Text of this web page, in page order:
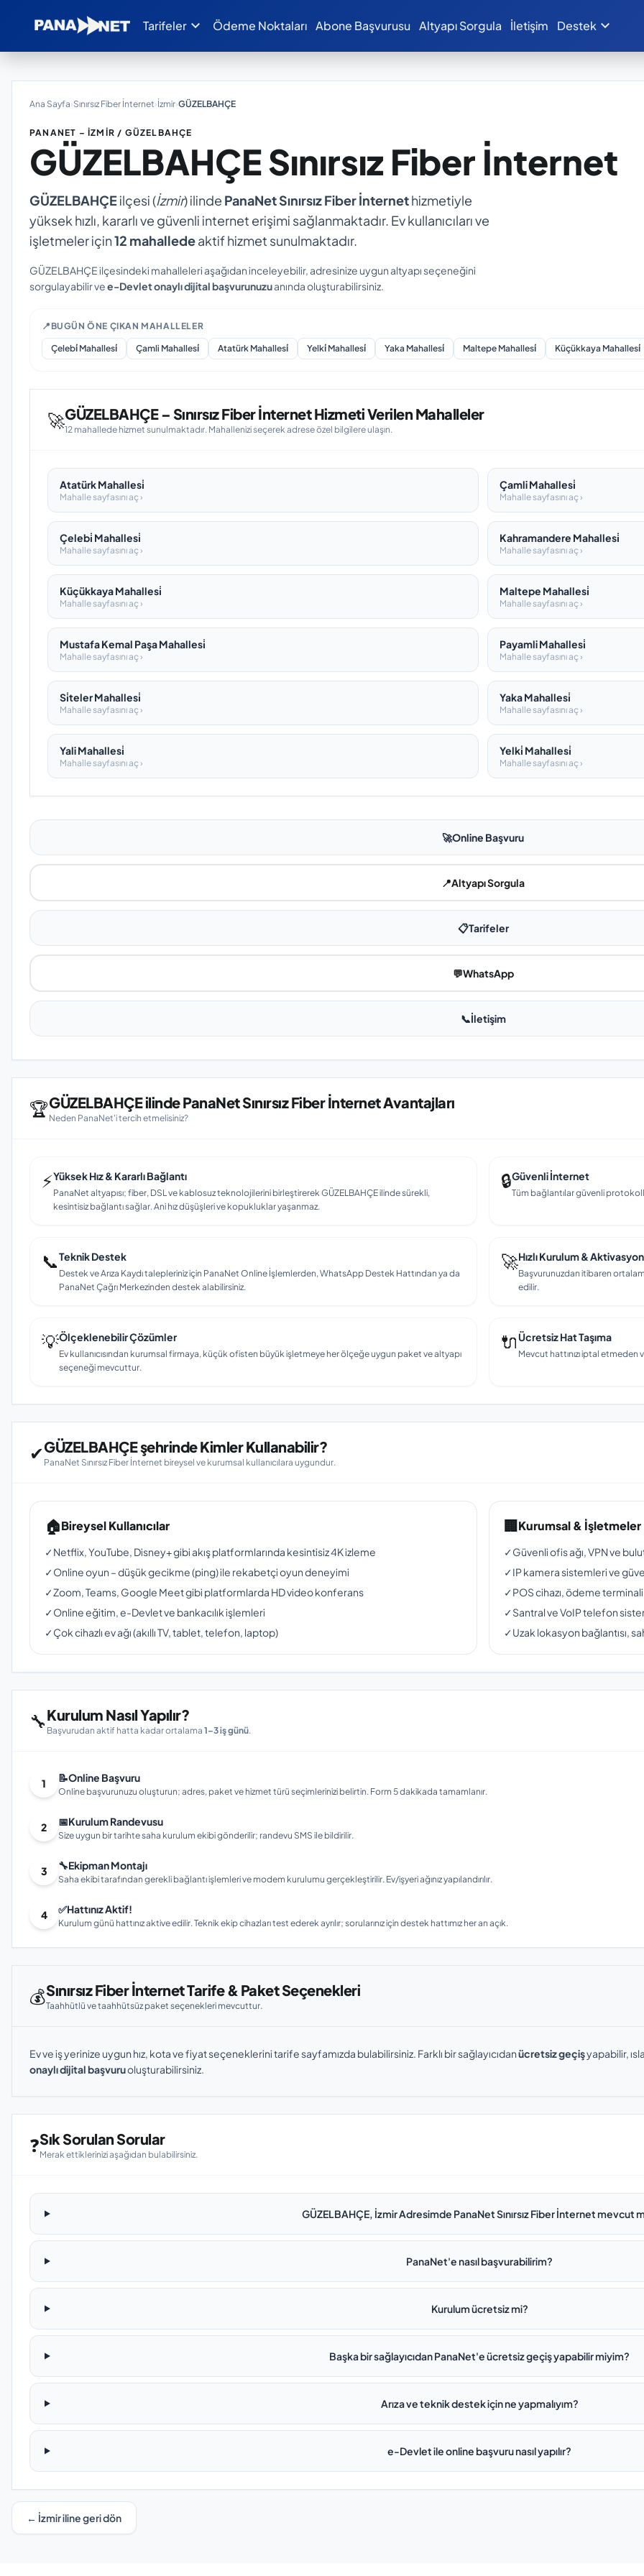
Tarifeler expand_more Ödeme Noktaları Abone Başvurusu Altyapı Sorgula İletişim Destek expand_more
Ana Sayfa›Sınırsız Fiber İnternet›İzmir›GÜZELBAHÇE
PANANET – İZMIR / GÜZELBAHÇE
GÜZELBAHÇESınırsız Fiber İnternet
GÜZELBAHÇEilçesi (İzmir) ilinde PanaNet Sınırsız Fiber İnternethizmetiyle
yüksek hızlı, kararlı ve güvenli internet erişimi sağlanmaktadır. Ev kullanıcıları ve
işletmeler için12 mahalledeaktif hizmet sunulmaktadır.
GÜZELBAHÇE ilçesindeki mahalleleri aşağıdan inceleyebilir, adresinize uygun altyapı seçeneğini
sorgulayabilir vee-Devlet onaylı dijital başvurunuzuanında oluşturabilirsiniz.
📍 BUGÜN ÖNE ÇIKAN MAHALLELER
Çelebi̇ Mahallesi̇ Çamli Mahallesi̇ Atatürk Mahallesi̇ Yelki̇ Mahallesi̇ Yaka Mahallesi̇ Maltepe Mahallesi̇ Küçükkaya Mahallesi̇
🚀GÜZELBAHÇE – Sınırsız Fiber İnternet Hizmeti Verilen Mahalleler
12 mahallede hizmet sunulmaktadır. Mahallenizi seçerek adrese özel bilgilere ulaşın.
Atatürk Mahallesi̇
Mahalle sayfasını aç ›
Çamli Mahallesi̇
Mahalle sayfasını aç ›
Çelebi̇ Mahallesi̇
Mahalle sayfasını aç ›
Kahramandere Mahallesi̇
Mahalle sayfasını aç ›
Küçükkaya Mahallesi̇
Mahalle sayfasını aç ›
Maltepe Mahallesi̇
Mahalle sayfasını aç ›
Mustafa Kemal Paşa Mahallesi̇
Mahalle sayfasını aç ›
Payamli Mahallesi̇
Mahalle sayfasını aç ›
Si̇teler Mahallesi̇
Mahalle sayfasını aç ›
Yaka Mahallesi̇
Mahalle sayfasını aç ›
Yali Mahallesi̇
Mahalle sayfasını aç ›
Yelki̇ Mahallesi̇
Mahalle sayfasını aç ›
🚀Online Başvuru
📍Altyapı Sorgula
📋Tarifeler
💬WhatsApp
📞İletişim
🏆GÜZELBAHÇE ilinde PanaNet Sınırsız Fiber İnternet Avantajları
Neden PanaNet'i tercih etmelisiniz?
⚡Yüksek Hız & Kararlı Bağlantı
PanaNet altyapısı; fiber, DSL ve kablosuz teknolojilerini birleştirerek GÜZELBAHÇE ilinde sürekli,
kesintisiz bağlantı sağlar. Ani hız düşüşleri ve kopukluklar yaşanmaz.
🔒Güvenli İnternet
Tüm bağlantılar güvenli
📞Teknik Destek
Destek ve Arıza Kaydı talepleriniz için PanaNet Online İşlemlerden, WhatsApp Destek Hattından ya da
PanaNet Çağrı Merkezinden destek alabilirsiniz.
🚀Hızlı Kurulum & Aktivasyon
Başvurunuzdan itibaren
edilir.
💡Ölçeklenebilir Çözümler
Ev kullanıcısından kurumsal firmaya, küçük ofisten büyük işletmeye her ölçeğe uygun paket ve altyapı
seçeneği mevcuttur.
🔌Ücretsiz Hat Taşıma
Mevcut hattınızı iptal
✔GÜZELBAHÇE şehrinde Kimler Kullanabilir?
PanaNet Sınırsız Fiber İnternet bireysel ve kurumsal kullanıcılara uygundur.
🏠Bireysel Kullanıcılar
✓Netflix, YouTube, Disney+ gibi akış platformlarında kesintisiz 4K izleme
✓Online oyun – düşük gecikme (ping) ile rekabetçi oyun deneyimi
✓Zoom, Teams, Google Meet gibi platformlarda HD video konferans
✓Online eğitim, e-Devlet ve bankacılık işlemleri
✓Çok cihazlı ev ağı (akıllı TV, tablet, telefon, laptop)
🏢Kurumsal & İşletmeler
✓Güvenli ofis ağı, VPN ve
✓IP kamera sistemleri ve
✓POS cihazı, ödeme
✓Santral ve VoIP telefon
✓Uzak lokasyon bağlantısı,
🔧Kurulum Nasıl Yapılır?
Başvurudan aktif hatta kadar ortalama 1–3 iş günü.
1 📝Online Başvuru
Online başvurunuzu oluşturun; adres, paket ve hizmet türü seçimlerinizi belirtin. Form 5 dakikada tamamlanır.
2 📅Kurulum Randevusu
Size uygun bir tarihte saha kurulum ekibi gönderilir; randevu SMS ile bildirilir.
3 🔧Ekipman Montajı
Saha ekibi tarafından gerekli bağlantı işlemleri ve modem kurulumu gerçekleştirilir. Ev/işyeri ağınız yapılandırılır.
4 ✅Hattınız Aktif!
Kurulum günü hattınız aktive edilir. Teknik ekip cihazları test ederek ayrılır; sorularınız için destek hattımız her an açık.
💰Sınırsız Fiber İnternet Tarife & Paket Seçenekleri
Taahhütlü ve taahhütsüz paket seçenekleri mevcuttur.
Ev ve iş yerinize uygun hız, kota ve fiyat seçeneklerini tarife sayfamızda bulabilirsiniz. Farklı bir sağlayıcıdanücretsiz geçişyapabilir,
onaylı dijital başvuruoluşturabilirsiniz.
❓Sık Sorulan Sorular
Merak ettiklerinizi aşağıdan bulabilirsiniz.
GÜZELBAHÇE, İzmir Adresimde PanaNet Sınırsız Fiber İnternet mevcut
PanaNet'e nasıl başvurabilirim?
Kurulum ücretsiz mi?
Başka bir sağlayıcıdan PanaNet'e ücretsiz geçiş yapabilir miyim?
Arıza ve teknik destek için ne yapmalıyım?
e-Devlet ile online başvuru nasıl yapılır?
← İzmir iline geri dön